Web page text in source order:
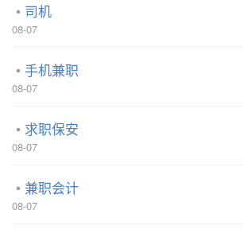
司机
08-07
手机兼职
08-07
求职保安
08-07
兼职会计
08-07